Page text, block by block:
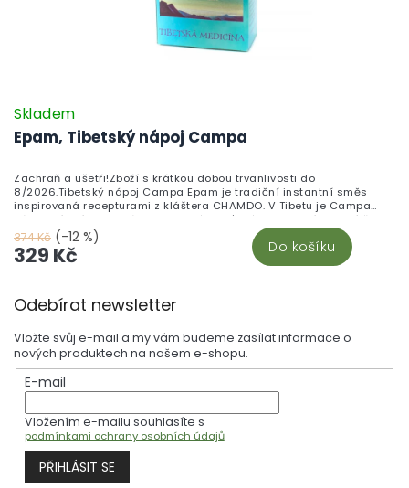
Epam, Tibetský nápoj Campa
Skladem
374 Kč (-12 %)
329 Kč Do košíku
Zachraň a ušetři!Zboží s krátkou dobou trvanlivosti do
8/2026.Tibetský nápoj Campa Epam je tradiční instantní směs
inspirovaná recepturami z kláštera CHAMDO. V Tibetu je Campa
základním jídlem i nápojem, které Tibeťané konzumují po celý život
– a je spojována s vitalitou, dlouhověkostí a pevnějším zdravím.
Odebírat newsletter
Vložte svůj e-mail a my vám budeme zasílat informace o
nových produktech na našem e-shopu.
E-mail
Vložením e-mailu souhlasíte s
podmínkami ochrany osobních údajů
PŘIHLÁSIT SE